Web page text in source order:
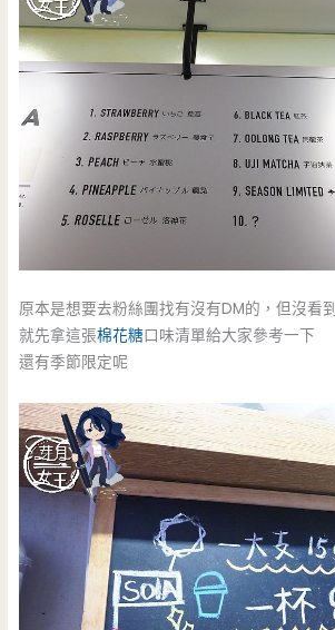
原本是想要去粉絲團找有沒有DM的，但沒看到
就先拿這張棉花糖口味清單給大家參考一下
還有季節限定呢